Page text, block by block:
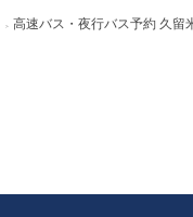
高速バス・夜行バス予約 久